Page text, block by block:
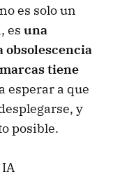
es solo un
es una
obsolescencia
tiene
esperar a que
y
posible.